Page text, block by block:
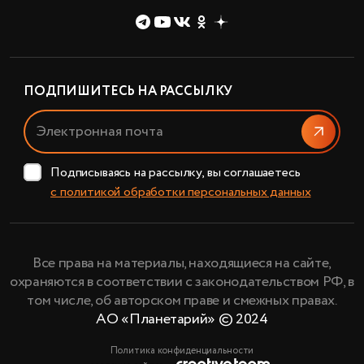
ПОДПИШИТЕСЬ НА РАССЫЛКУ
Подписываясь на рассылку, вы соглашаетесь
с политикой обработки персональных данных
Все права на материалы, находящиеся на сайте,
охраняются в соответствии с законодательством РФ, в
том числе, об авторском праве и смежных правах.
АО «Планетарий» © 2024
Политика конфиденциальности